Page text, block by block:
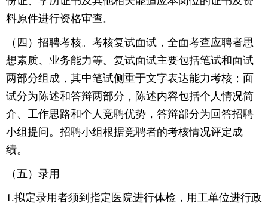
料原件进行资格审查。
（四）招聘考核。考核复试面试，全面考查应聘者思
想素质、业务能力等。复试面试主要包括笔试和面试
两部分组成，其中笔试侧重于文字表达能力考核；面
试分为陈述和答辩两部分，陈述内容包括个人情况简
介、工作思路和个人竞聘优势，答辩部分为回答招聘
小组提问。招聘小组根据竞聘者的考核情况评定成
绩。
（五）录用
1.拟定录用者须到指定医院进行体检，用工单位进行政